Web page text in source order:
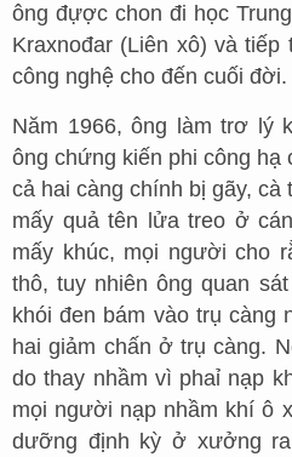
ông đựợc chon đi học
Kraxnođar (Liên xô) và
công nghệ cho đến cuối đời.
Năm 1966, ông làm trơ lý
ông chứng kiến phi công hạ
cả hai càng chính bị gãy,
mấy quả tên lửa treo ở
mấy khúc, mọi người cho
thô, tuy nhiên ông quan
khói đen bám vào trụ càng
hai giảm chấn ở trụ càng.
do thay nhầm vì phaỉ nạp
mọi người nạp nhầm khí ô
dưỡng định kỳ ở xưởng